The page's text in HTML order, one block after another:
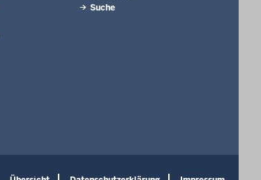
Suche